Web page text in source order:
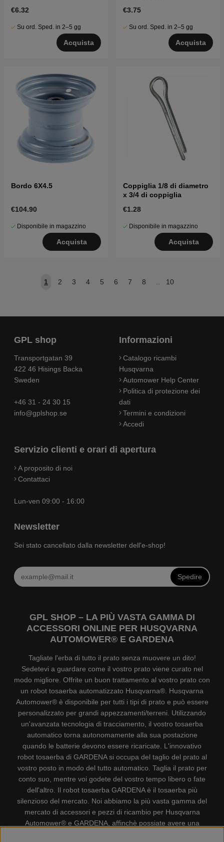
€6.32
Su ord. Sped. in 2–5 gg
Acquista
€3.75
Su ord. Sped. in 2–5 gg
Acquista
Bordo 6X4.5
€104.90
Disponibile in magazzino
Acquista
Coppiglia 1/8 di diametro
x 3/4 di coppiglia
€1.28
Disponibile in magazzino
Acquista
1 2 3 4 5 6 7 8 10
GPL shop
Transportgatan 39
422 46 Hisings Backa
Sweden
+46 31 - 24 30 15
info@gplshop.se
Informazioni
Catalogo ricambi
Husqvarna
Automower Help Center
Politica di protezione dei
dati
Termini e condizioni
Accedi
Servizio clienti e orari di apertura
A proposito di noi
Contattaci
Lun-ven 09:00 - 16:00
Newsletter
Sei stato cancellato dalla newsletter dell'e-shop!
Spedire
GPL SHOP – LA PIÙ VASTA GAMMA DI
ACCESSORI ONLINE PER HUSQVARNA
AUTOMOWER® E GARDENA
Tagliate l'erba di tutto il prato senza muovere un dito!
Sedetevi a guardare come il vostro prato viene curato nel
modo migliore. Offrite un buon trattamento al vostro prato con
un robot tosaerba automatizzato Husqvarna®. Husqvarna
Automower® è disponibile per tutti i tipi di prato e può essere
personalizzato per grandi appezzamenti/terreni. Utilizzando
un'avanzata tecnologia di tracciamento, il vostro tosaerba
automatico torna autonomamente alla sua postazione
quando le batterie devono essere ricaricate. L'innovativo
robot tosaerba di GARDENA si occupa del taglio del prato al
vostro posto in modo del tutto automatico. Taglia il prato per
conto suo, mentre voi godete del vostro tempo libero o fate
dell'altro. Il robot tosaerba GARDENA è il tosaerba più
silenzioso del mercato. Noi abbiamo la più vasta gamma del
mercato di accessori e pezzi di ricambio per Husqvarna
Automower® e GARDENA, affinchè possiate avere una